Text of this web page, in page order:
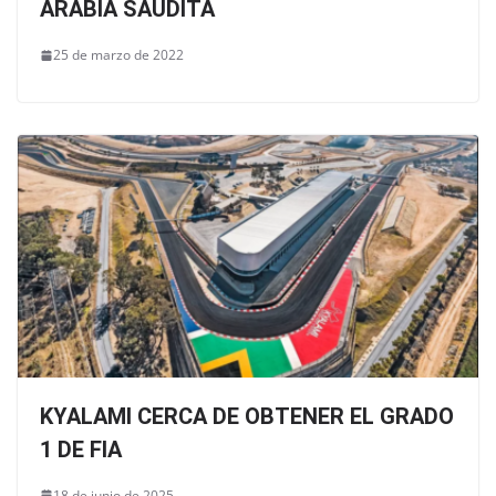
ARABIA SAUDITA
25 de marzo de 2022
KYALAMI CERCA DE OBTENER EL GRADO
1 DE FIA